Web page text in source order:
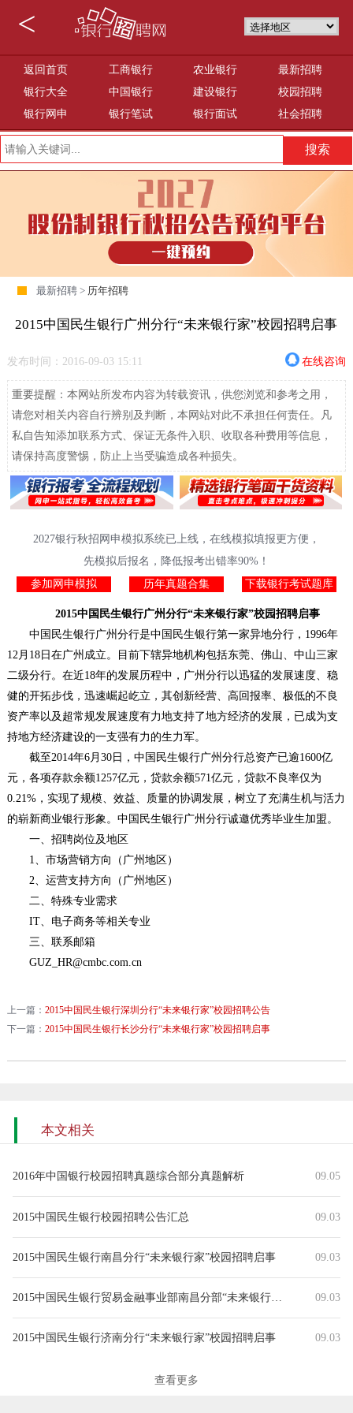
<
返回首页 工商银行 农业银行
最新招聘
银行大全
中国银行 建设银行
校园招聘
银行网申
银行笔试 银行面试 社会招聘
最新招聘 > 历年招聘
2015中国民生银行广州分行“未来银行家”校园招聘启事
发布时间：2016-09-03 15:11 在线咨询
重要提醒：本网站所发布内容为转载资讯，供您浏览和参考之用，
请您对相关内容自行辨别及判断，本网站对此不承担任何责任。凡
私自告知添加联系方式、保证无条件入职、收取各种费用等信息，
请保持高度警惕，防止上当受骗造成各种损失。
2027银行秋招网申模拟系统已上线，在线模拟填报更方便，
先模拟后报名，降低报考出错率90%！
参加网申模拟
历年真题合集 下载银行考试题库
2015中国民生银行广州分行“未来银行家”校园招聘启事
中国民生银行广州分行是中国民生银行第一家异地分行，1996年
12月18日在广州成立。目前下辖异地机构包括东莞、佛山、中山三家
二级分行。在近18年的发展历程中，广州分行以迅猛的发展速度、稳
健的开拓步伐，迅速崛起屹立，其创新经营、高回报率、极低的不良
资产率以及超常规发展速度有力地支持了地方经济的发展，已成为支
持地方经济建设的一支强有力的生力军。
截至2014年6月30日，中国民生银行广州分行总资产已逾1600亿
元，各项存款余额1257亿元，贷款余额571亿元，贷款不良率仅为
0.21%，实现了规模、效益、质量的协调发展，树立了充满生机与活力
的崭新商业银行形象。中国民生银行广州分行诚邀优秀毕业生加盟。
一、招聘岗位及地区
1、市场营销方向（广州地区）
2、运营支持方向（广州地区）
二、特殊专业需求
IT、电子商务等相关专业
三、联系邮箱
GUZ_HR@cmbc.com.cn
上一篇： 2015中国民生银行深圳分行“未来银行家”校园招聘公告
下一篇： 2015中国民生银行长沙分行“未来银行家”校园招聘启事
本文相关
2016年中国银行校园招聘真题综合部分真题解析 09.05
2015中国民生银行校园招聘公告汇总 09.03
2015中国民生银行南昌分行“未来银行家”校园招聘启事 09.03
2015中国民生银行贸易金融事业部南昌分部“未来银行家”校园招聘启事
09.03
2015中国民生银行济南分行“未来银行家”校园招聘启事 09.03
2015中国民生银行青岛分行“未来银行家”校园招聘启事
查看更多